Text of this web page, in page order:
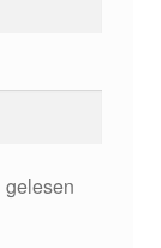
gelesen